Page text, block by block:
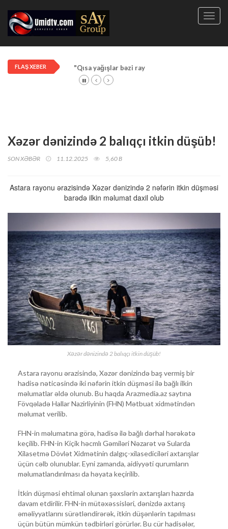
FLAŞ XEBER "Qısa yağışlar bəzi rayonlarda davam edir"
Xəzər dənizində 2 balıqçı itkin düşüb!
SON XƏBƏR 11.12.2025 5,60 B
Astara rayonu ərazisində Xəzər dənizində 2 nəfərin itkin düşməsi
barədə ilkin məlumat daxil olub
Xəzər dənizində 2 balıqçı itkin düşüb!
Astara rayonu ərazisində, Xəzər dənizində baş vermiş bir
hadisə nəticəsində iki nəfərin itkin düşməsi ilə bağlı ilkin
məlumatlar əldə olunub. Bu haqda Arazmedia.az saytına
Fövqəladə Hallar Nazirliyinin (FHN) Mətbuat xidmətindən
məlumat verilib.
FHN-in məlumatına görə, hadisə ilə bağlı dərhal hərəkətə
keçilib. FHN-in Kiçik həcmlı Gəmiləri Nəzarət və Sularda
Xilasetmə Dövlət Xidmətinin dalgıç-xilasediciləri axtarışlar
üçün cəlb olunublar. Eyni zamanda, aidiyyəti qurumların
məlumatlandırılması da həyata keçirilib.
İtkin düşməsi ehtimal olunan şəxslərin axtarışları hazırda
davam etdirilir. FHN-in mütəxəssisləri, dənizdə axtarış
əməliyyatlarını sürətləndirərək, itkin düşənlərin tapılması
üçün bütün mümkün tədbirləri görürlər. Bu cür hadisələr,